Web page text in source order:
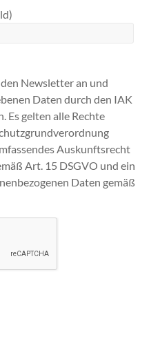
Newsletter an und
Daten durch den IAK
Es gelten alle Rechte
Auskunftsrecht
Art. 15 DSGVO und ein
Daten gemäß